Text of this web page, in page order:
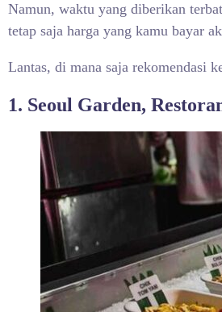
Namun, waktu yang diberikan
tetap saja harga yang kamu bayar
Lantas, di mana saja rekomendasi
1. Seoul Garden,